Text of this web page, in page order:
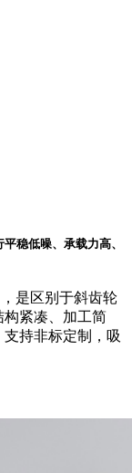
稳低噪、承载力高、
是区别于斜齿轮
构紧凑、加工简
持非标定制，吸